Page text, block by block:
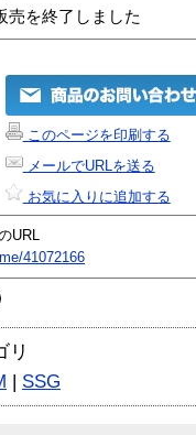
売を終了しました
このページを印刷する
メールでURLを送る
お気に入りに追加する
URL
41072166
リ
| SSG